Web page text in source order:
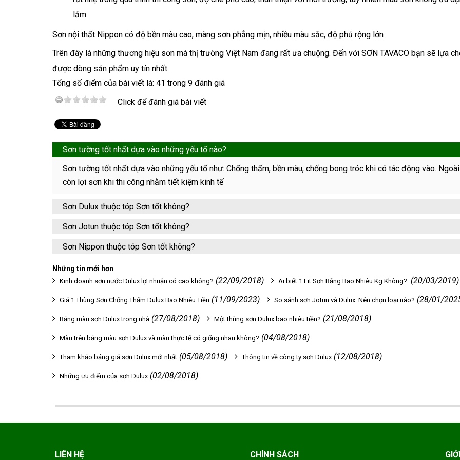
lắm
Sơn nội thất Nippon có độ bền màu cao, màng sơn phẳng mịn, nhiều màu sắc, độ phủ rộng lớn
Trên đây là những thương hiệu sơn mà thị trường Việt Nam đang rất ưa chuộng. Đến với SƠN TAVACO bạn sẽ lựa
được dòng sản phẩm uy tín nhất.
Tổng số điểm của bài viết là: 41 trong 9 đánh giá
Click để đánh giá bài viết
Sơn tường tốt nhất dựa vào những yếu tố nào?
Sơn tường tốt nhất dựa vào những yếu tố như: Chống thấm, bền màu, chống bong tróc khi có tác động vào.
còn lợi sơn khi thi công nhằm tiết kiệm kinh tế
Sơn Dulux thuộc tóp Sơn tốt không?
Sơn Jotun thuộc tóp Sơn tốt không?
Sơn Nippon thuộc tóp Sơn tốt không?
Những tin mới hơn
Kinh doanh sơn nước Dulux lợi nhuận có cao không? (22/09/2018) Ai biết 1 Lit Sơn Bằng Bao Nhiêu Kg Không? (20/03/2019)
Giá 1 Thùng Sơn Chống Thấm Dulux Bao Nhiêu Tiền (11/09/2023) So sánh sơn Jotun và Dulux: Nên chọn loại nào? (28/01/
Bảng màu sơn Dulux trong nhà (27/08/2018) Một thùng sơn Dulux bao nhiêu tiền? (21/08/2018)
Màu trên bảng màu sơn Dulux và màu thực tế có giống nhau không? (04/08/2018)
Tham khảo bảng giá sơn Dulux mới nhất (05/08/2018) Thông tin về công ty sơn Dulux (12/08/2018)
Những ưu điểm của sơn Dulux (02/08/2018)
LIÊN HỆ CHÍNH SÁCH